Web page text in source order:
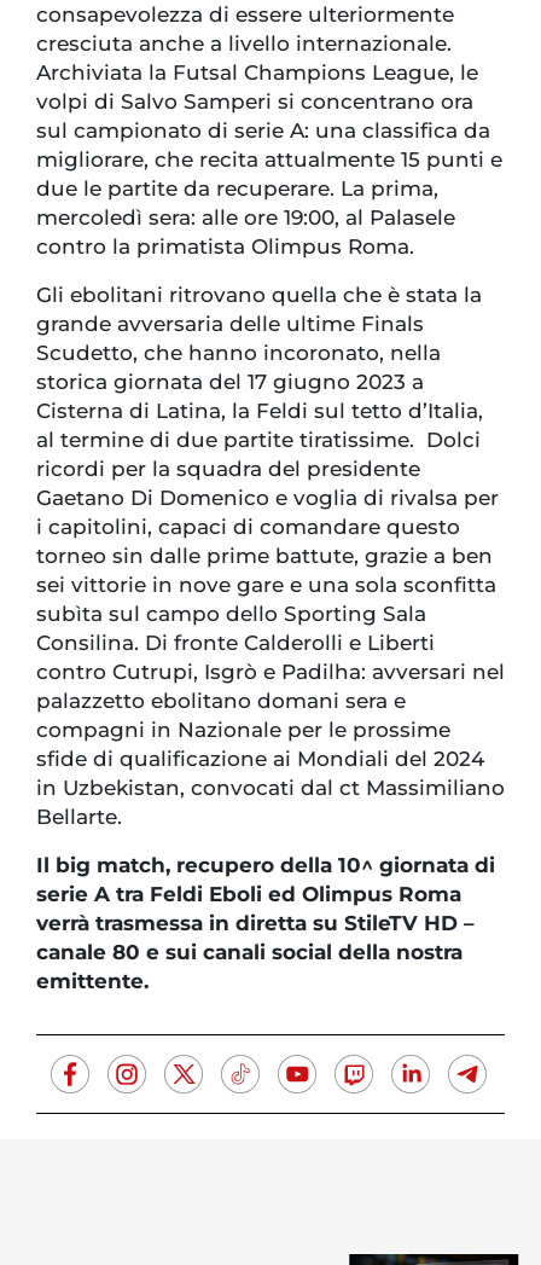
consapevolezza di essere ulteriormente
cresciuta anche a livello internazionale.
Archiviata la Futsal Champions League, le
volpi di Salvo Samperi si concentrano ora
sul campionato di serie A: una classifica da
migliorare, che recita attualmente 15 punti e
due le partite da recuperare. La prima,
mercoledì sera: alle ore 19:00, al Palasele
contro la primatista Olimpus Roma.
Gli ebolitani ritrovano quella che è stata la
grande avversaria delle ultime Finals
Scudetto, che hanno incoronato, nella
storica giornata del 17 giugno 2023 a
Cisterna di Latina, la Feldi sul tetto d’Italia,
al termine di due partite tiratissime. Dolci
ricordi per la squadra del presidente
Gaetano Di Domenico e voglia di rivalsa per
i capitolini, capaci di comandare questo
torneo sin dalle prime battute, grazie a ben
sei vittorie in nove gare e una sola sconfitta
subìta sul campo dello Sporting Sala
Consilina. Di fronte Calderolli e Liberti
contro Cutrupi, Isgrò e Padilha: avversari nel
palazzetto ebolitano domani sera e
compagni in Nazionale per le prossime
sfide di qualificazione ai Mondiali del 2024
in Uzbekistan, convocati dal ct Massimiliano
Bellarte.
Il big match, recupero della 10^ giornata di
serie A tra Feldi Eboli ed Olimpus Roma
verrà trasmessa in diretta su StileTV HD –
canale 80 e sui canali social della nostra
emittente.